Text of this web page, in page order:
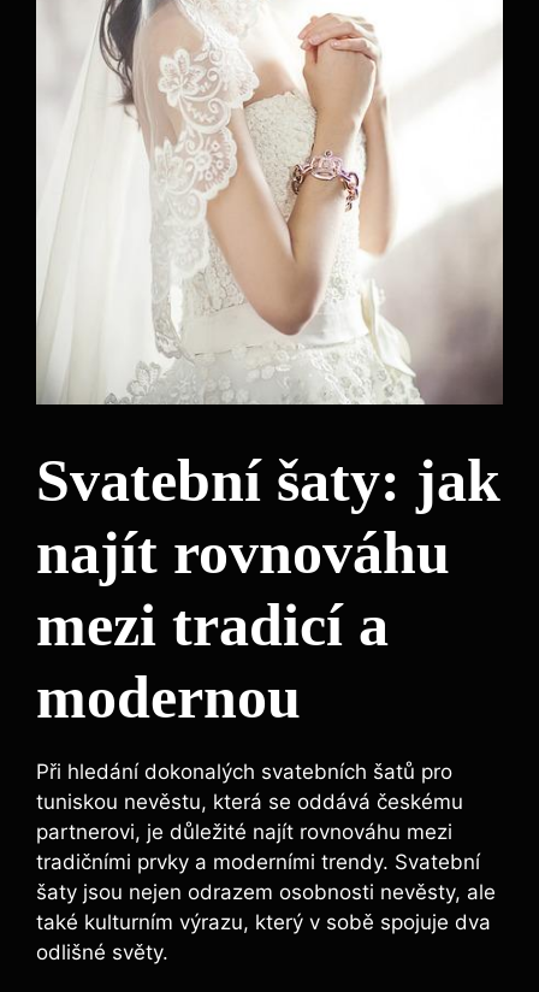
Svatební šaty: jak
najít rovnováhu
mezi tradicí a
modernou
Při hledání dokonalých svatebních šatů pro
tuniskou nevěstu, která se oddává českému
partnerovi, je důležité najít rovnováhu mezi
tradičními prvky a moderními trendy. Svatební
šaty jsou nejen odrazem osobnosti nevěsty, ale
také kulturním výrazu, který v sobě spojuje dva
odlišné světy.